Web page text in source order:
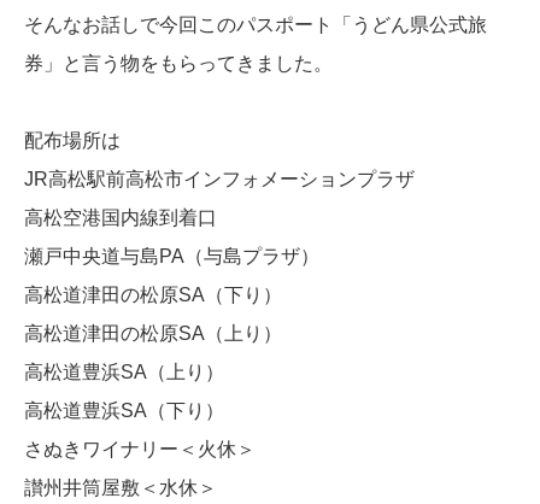
そんなお話しで今回このパスポート「うどん県公式旅
券」と言う物をもらってきました。
配布場所は
JR高松駅前高松市インフォメーションプラザ
高松空港国内線到着口
瀬戸中央道与島PA（与島プラザ）
高松道津田の松原SA（下り）
高松道津田の松原SA（上り）
高松道豊浜SA（上り）
高松道豊浜SA（下り）
さぬきワイナリー＜火休＞
讃州井筒屋敷＜水休＞